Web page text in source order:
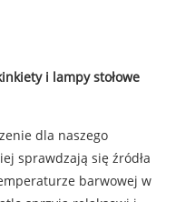
i lampy stołowe
dla naszego
sprawdzają się źródła
barwowej w